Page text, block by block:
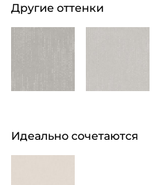
Другие оттенки
Идеально сочетаются